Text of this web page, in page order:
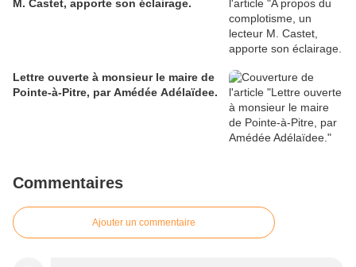
M. Castet, apporte son éclairage.
Lettre ouverte à monsieur le maire de
Pointe-à-Pitre, par Amédée Adélaïdee.
Commentaires
Ajouter un commentaire